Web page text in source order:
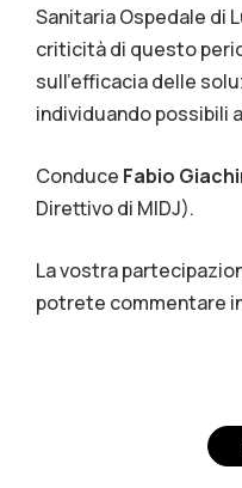
Sanitaria Ospedale di
criticità di questo
sull’efficacia delle
individuando possibili
Conduce Fabio
Direttivo di MIDJ).
La vostra
potrete commentare